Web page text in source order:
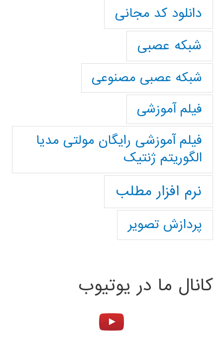
دانلود کد مجانی
شبکه عصبی
شبکه عصبی مصنوعی
فیلم آموزشی
فیلم آموزشی رایگان مولتی مدیا
الگوریتم ژنتیک
نرم افزار مطلب
پردازش تصویر
کانال ما در یوتیوب